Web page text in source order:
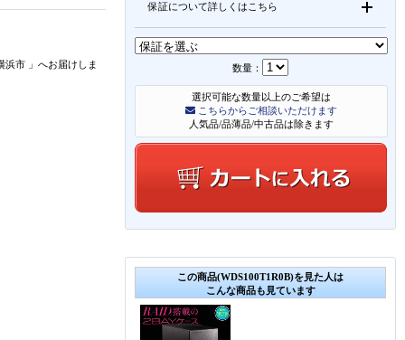
保証について詳しくはこちら
数量：
選択可能な数量以上のご希望は
こちらからご相談いただけます
人気品/品薄品/中古品は除きます
この商品(WDS100T1R0B)を見た人は
こんな商品も見ています
浜市 」 へお届けしま